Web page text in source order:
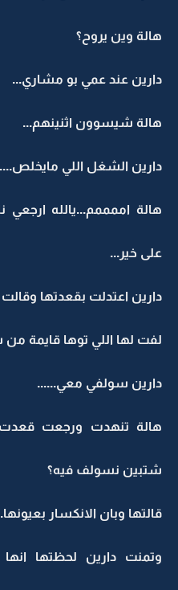
هالة وين يروح؟
دارين عند عمي بو مشاري...
هالة شيسوون اثنينهم...
دارين الشغل اللي مايخلص....
هالة اممممم...يالله ارجعي
على خير...
دارين اعتدلت بقعدتها وقالت
لفت لها اللي توها قايمة من
دارين سولفي معي......
هالة تنهدت ورجعت قعدت
شتبين نسولف فيه؟
قالتها وبان الانكسار
وتمنت دارين لحظتها انها